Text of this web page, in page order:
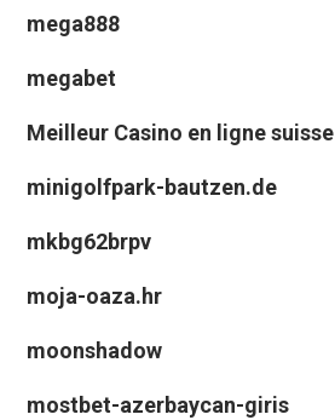
mega888
megabet
Meilleur Casino en ligne suisse
minigolfpark-bautzen.de
mkbg62brpv
moja-oaza.hr
moonshadow
mostbet-azerbaycan-giris